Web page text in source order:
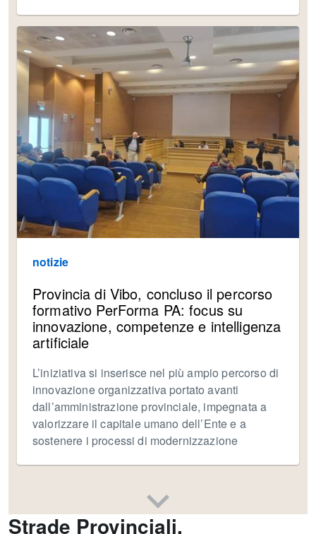
notizie
Provincia di Vibo, concluso il percorso
formativo PerForma PA: focus su
innovazione, competenze e intelligenza
artificiale
L’iniziativa si inserisce nel più ampio percorso di
innovazione organizzativa portato avanti
dall’amministrazione provinciale, impegnata a
valorizzare il capitale umano dell’Ente e a
sostenere i processi di modernizzazione
Strade Provinciali.